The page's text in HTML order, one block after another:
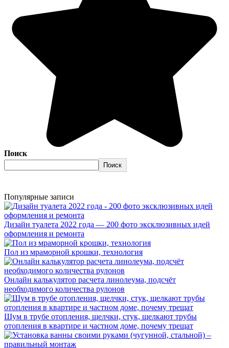
Поиск
Поиск
Популярные записи
Дизайн туалета 2022 года — 200 фото эксклюзивных идей
оформления и ремонта
Пол из мраморной крошки, технология
Онлайн калькулятор расчета линолеума, подсчёт
необходимого количества рулонов
Шум в трубе отопления, щелчки, стук, щелкают трубы
отопления в квартире и частном доме, почему трещат